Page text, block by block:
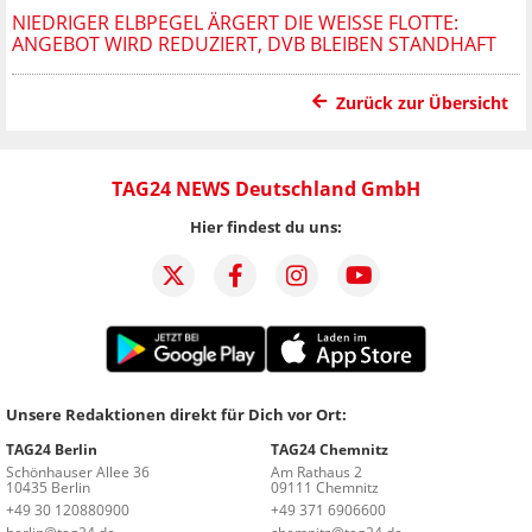
NIEDRIGER ELBPEGEL ÄRGERT DIE WEISSE FLOTTE: A
NGEBOT WIRD REDUZIERT, DVB BLEIBEN STANDHAFT
Zurück zur Übersicht
TAG24 NEWS Deutschland GmbH
Hier findest du uns:
Unsere Redaktionen direkt für Dich vor Ort:
TAG24 Berlin
Schönhauser Allee 36
10435 Berlin
+49 30 120880900
TAG24 Chemnitz
Am Rathaus 2
09111 Chemnitz
+49 371 6906600